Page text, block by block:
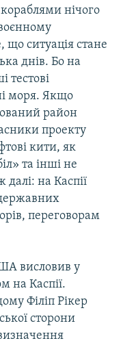
нічого
що ситуація стане
днів. Бо на
тестові
моря. Якщо
район
проекту
кити, як
та інші не
на Каспії
переговорам
висловив у
на Каспії.
Філіп Рікер
сторони